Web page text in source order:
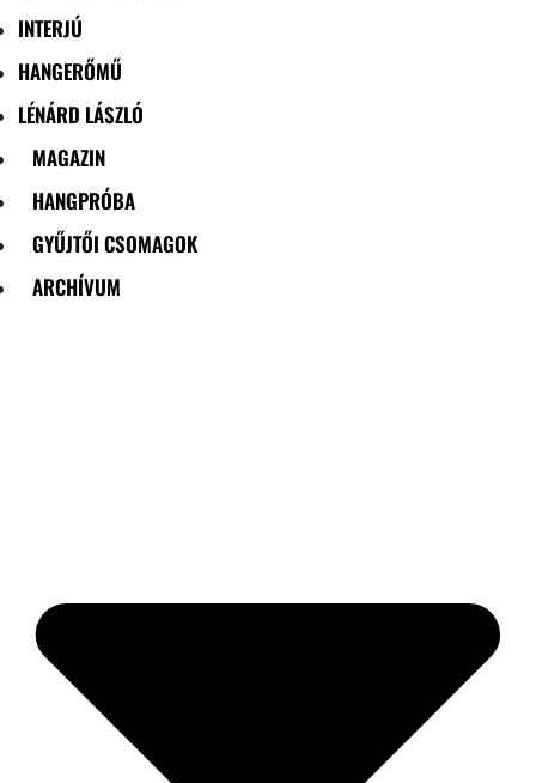
INTERJÚ
HANGERŐMŰ
LÉNÁRD LÁSZLÓ
MAGAZIN
HANGPRÓBA
GYŰJTŐI CSOMAGOK
ARCHÍVUM